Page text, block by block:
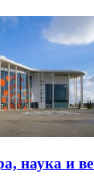
наука и